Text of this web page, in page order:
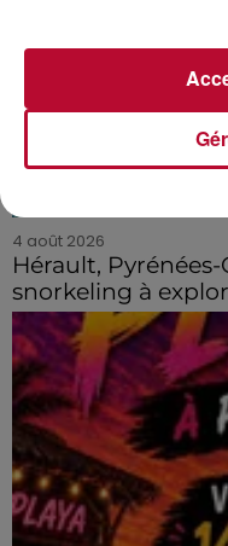
4 août 2026
Hérault,
snorkeling à